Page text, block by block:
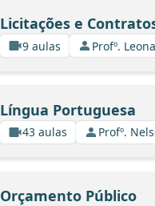
Licitações e
9 aulas Profº.
Língua Portuguesa
43 aulas Profº.
Orçamento Público